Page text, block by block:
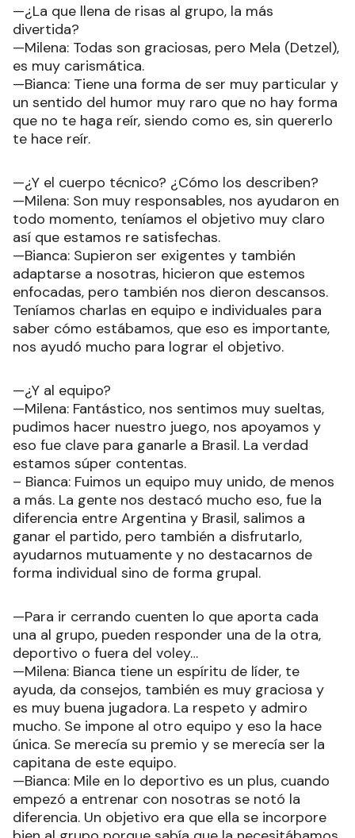
—¿La que llena de risas al grupo, la más
divertida?
—Milena: Todas son graciosas, pero Mela (Detzel),
es muy carismática.
—Bianca: Tiene una forma de ser muy particular y
un sentido del humor muy raro que no hay forma
que no te haga reír, siendo como es, sin quererlo
te hace reír.
—¿Y el cuerpo técnico? ¿Cómo los describen?
—Milena: Son muy responsables, nos ayudaron en
todo momento, teníamos el objetivo muy claro
así que estamos re satisfechas.
—Bianca: Supieron ser exigentes y también
adaptarse a nosotras, hicieron que estemos
enfocadas, pero también nos dieron descansos.
Teníamos charlas en equipo e individuales para
saber cómo estábamos, que eso es importante,
nos ayudó mucho para lograr el objetivo.
—¿Y al equipo?
—Milena: Fantástico, nos sentimos muy sueltas,
pudimos hacer nuestro juego, nos apoyamos y
eso fue clave para ganarle a Brasil. La verdad
estamos súper contentas.
– Bianca: Fuimos un equipo muy unido, de menos
a más. La gente nos destacó mucho eso, fue la
diferencia entre Argentina y Brasil, salimos a
ganar el partido, pero también a disfrutarlo,
ayudarnos mutuamente y no destacarnos de
forma individual sino de forma grupal.
—Para ir cerrando cuenten lo que aporta cada
una al grupo, pueden responder una de la otra,
deportivo o fuera del voley…
—Milena: Bianca tiene un espíritu de líder, te
ayuda, da consejos, también es muy graciosa y
es muy buena jugadora. La respeto y admiro
mucho. Se impone al otro equipo y eso la hace
única. Se merecía su premio y se merecía ser la
capitana de este equipo.
—Bianca: Mile en lo deportivo es un plus, cuando
empezó a entrenar con nosotras se notó la
diferencia. Un objetivo era que ella se incorpore